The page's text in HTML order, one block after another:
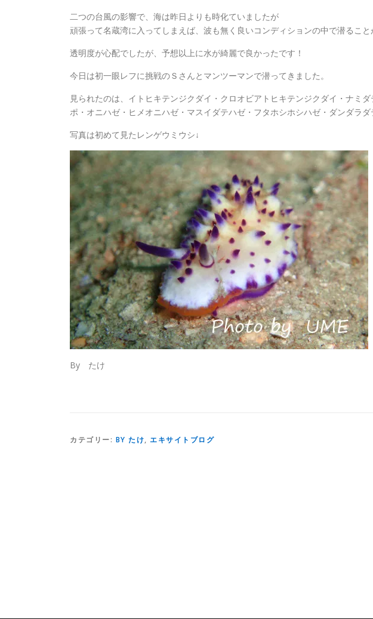
二つの台風の影響で、海は昨日よりも時化ていましたが
頑張って名蔵湾に入ってしまえば、波も無く良いコンディションの中で潜ること
透明度が心配でしたが、予想以上に水が綺麗で良かったです！
今日は初一眼レフに挑戦のＳさんとマンツーマンで潜ってきました。
見られたのは、イトヒキテンジクダイ・クロオビアトヒキテンジクダイ・ナミ
ポ・オニハゼ・ヒメオニハゼ・マスイダテハゼ・フタホシホシハゼ・ダンダラダ
写真は初めて見たレンゲウミウシ↓
By たけ
カテゴリー: BY たけ, エキサイトブログ